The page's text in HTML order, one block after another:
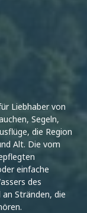
Liebhaber von
Segeln,
die Region
Alt. Die vom
einfache
des
Stränden, die